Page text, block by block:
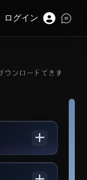
ウンロードできま
ログイン